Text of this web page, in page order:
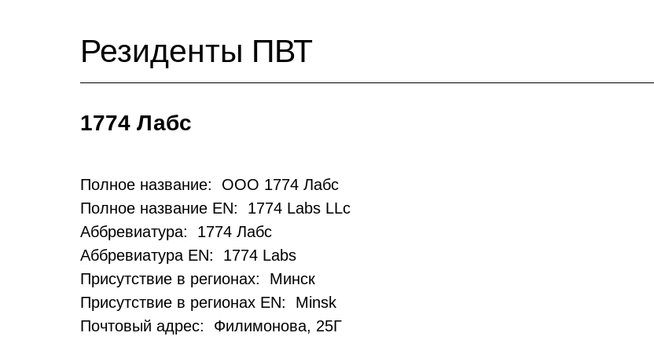
Резиденты ПВТ
1774 Лабс
Полное название: ООО 1774 Лабс
Полное название EN: 1774 Labs LLc
Аббревиатура: 1774 Лабс
Аббревиатура EN: 1774 Labs
Присутствие в регионах: Минск
Присутствие в регионах EN: Minsk
Почтовый адрес: Филимонова, 25Г